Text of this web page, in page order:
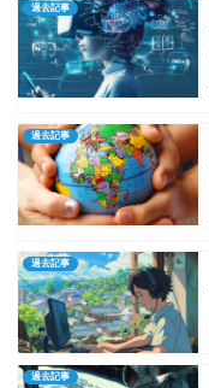
過去記事
過去記事
過去記事
過去記事